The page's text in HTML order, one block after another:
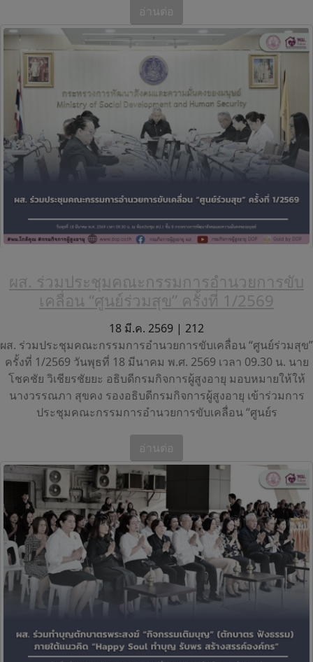
อ่านต่อ
ผส. ร่วมประชุมคณะกรรมการอำนวยการขับ
เคลื่อน “ศูนย์ร่วมสุข” ครั้งที่ 1/2569
18 มี.ค. 2569 | 212
ผส. ร่วมประชุมคณะกรรมการอำนวยการขับเคลื่อน “ศูนย์ร่วมสุข”
ครั้งที่ 1/2569 วันพุธที่ 18 มีนาคม พ.ศ. 2569 เวลา 09.30 น. นาย
โชคชัย วิเชียรชัยยะ อธิบดีกรมกิจการผู้สูงอายุ มอบหมายให้ให้
นางวรรณภา สุขคง รองอธิบดีกรมกิจการผู้สูงอายุ เข้าร่วมการ
ประชุมคณะกรรมการอำนวยการขับเคลื่อน “ศูนย์ร
อ่านต่อ